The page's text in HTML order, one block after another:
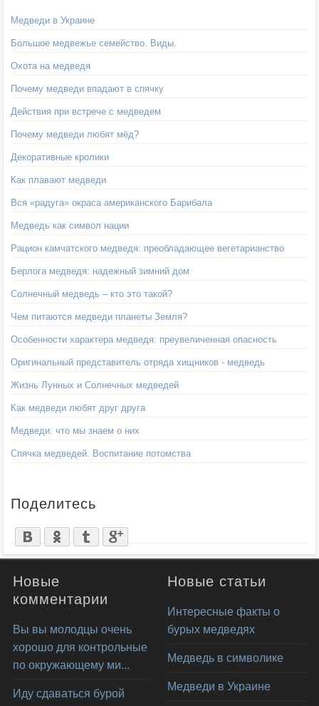
Медведи в Украине
Большое медвежье семейство. Виды.
Охота на медведя
Почему медведи впадают в спячку
Действия при встрече с медведем
Почему медведи любят мёд?
Декоративные кролики
Как плавают медведи
Вся «радуга» окраса американского Барибала
Медведь как символ нации
Рацион камчатского медведя: преобладающее вегетарианство
Берлога медведя: надежный зимний дом
Солнечный медведь – кто это такой?
Чем питаются медведи планеты Земля?
Особенности характера медведя: преувеличенная опасность
Оригинальный представитель отряда хищников - медведь
Жизнь Лунных и Солнечных медведей
Как медведи любят друг друга
Медведи: что мы знаем о них
Спячка медведей. Воспитание потомства
Поделитесь
Новые
комментарии
Вы вы молодцы очень
хорошо для контрольные
по окружающему ми...
Иду сдаваться бурой
Новые статьи
Интересные факты о
бурых медведях
Медведь в символике
Медведи в Украине